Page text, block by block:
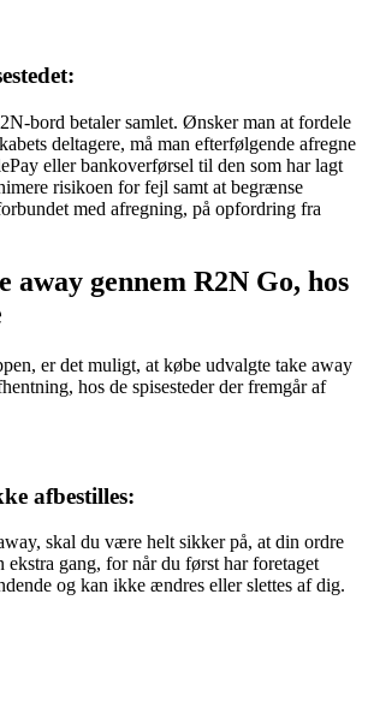
bord betaler samlet. Ønsker man at fordele
deltagere, må man efterfølgende afregne
eller bankoverførsel til den som har lagt
risikoen for fejl samt at begrænse
med afregning, på opfordring fra
away gennem R2N Go, hos
er det muligt, at købe udvalgte take away
hos de spisesteder der fremgår af
afbestilles:
skal du være helt sikker på, at din ordre
ekstra gang, for når du først har foretaget
og kan ikke ændres eller slettes af dig.